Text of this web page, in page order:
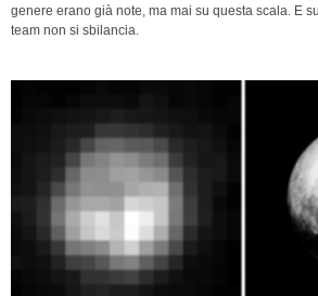
genere erano già note, ma mai su questa scala. E
team non si sbilancia.